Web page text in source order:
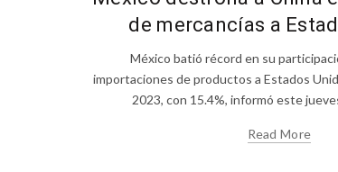
de mercancías a
México batió récord en su
importaciones de productos a Estados
2023, con 15.4%, informó este
Read More